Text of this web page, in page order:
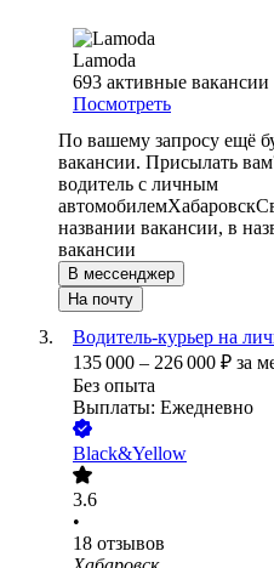
Lamoda
693 активные вакансии
Посмотреть
По вашему запросу ещё
вакансии. Присылать
водитель с личным
автомобилемХабаровск
названии вакансии, в
вакансии
В мессенджер
На почту
Водитель-курьер на
135 000 – 226 000 ₽ за
Без опыта
Выплаты: Ежедневно
Black&Yellow
3.6
•
18 отзывов